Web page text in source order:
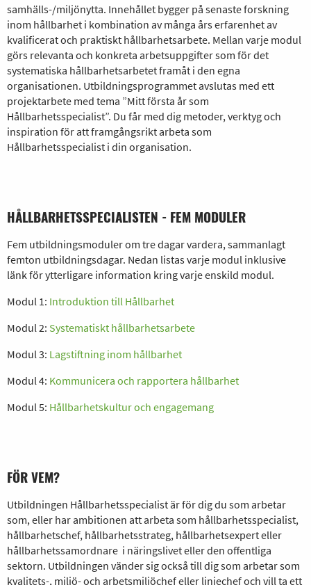
samhälls-/miljönytta. Innehållet bygger på senaste forskning
inom hållbarhet i kombination av många års erfarenhet av
kvalificerat och praktiskt hållbarhetsarbete. Mellan varje modul
görs relevanta och konkreta arbetsuppgifter som för det
systematiska hållbarhetsarbetet framåt i den egna
organisationen. Utbildningsprogrammet avslutas med ett
projektarbete med tema ”Mitt första år som
Hållbarhetsspecialist”. Du får med dig metoder, verktyg och
inspiration för att framgångsrikt arbeta som
Hållbarhetsspecialist i din organisation.
HÅLLBARHETSSPECIALISTEN - FEM MODULER
Fem utbildningsmoduler om tre dagar vardera, sammanlagt
femton utbildningsdagar. Nedan listas varje modul inklusive
länk för ytterligare information kring varje enskild modul.
Modul 1: Introduktion till Hållbarhet
Modul 2: Systematiskt hållbarhetsarbete
Modul 3: Lagstiftning inom hållbarhet
Modul 4: Kommunicera och rapportera hållbarhet
Modul 5: Hållbarhetskultur och engagemang
FÖR VEM?
Utbildningen Hållbarhetsspecialist är för dig du som arbetar
som, eller har ambitionen att arbeta som hållbarhetsspecialist,
hållbarhetschef, hållbarhetsstrateg, hållbarhetsexpert eller
hållbarhetssamordnare i näringslivet eller den offentliga
sektorn. Utbildningen vänder sig också till dig som arbetar som
kvalitets-, miljö- och arbetsmiljöchef eller linjechef och vill ta ett